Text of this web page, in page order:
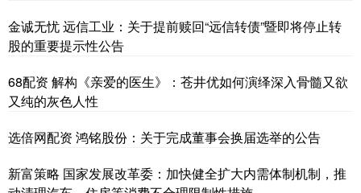
金诚无忧 远信工业：关于提前赎回“远信转债”暨即将停止转
股的重要提示性公告
68配资 解构《亲爱的医生》：苍井优如何演绎深入骨髓又欲
又纯的灰色人性
选倍网配资 鸿铭股份：关于完成董事会换届选举的公告
新富策略 国家发展改革委：加快健全扩大内需体制机制，推